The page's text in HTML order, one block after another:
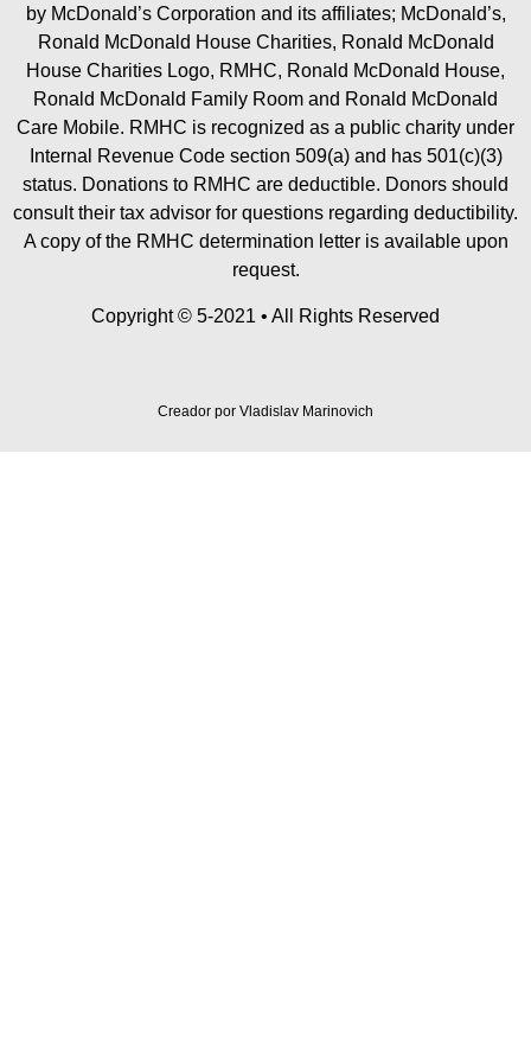
by McDonald’s Corporation and its affiliates; McDonald’s,
Ronald McDonald House Charities, Ronald McDonald
House Charities Logo, RMHC, Ronald McDonald House,
Ronald McDonald Family Room and Ronald McDonald
Care Mobile. RMHC is recognized as a public charity under
Internal Revenue Code section 509(a) and has 501(c)(3)
status. Donations to RMHC are deductible. Donors should
consult their tax advisor for questions regarding deductibility.
A copy of the RMHC determination letter is available upon
request.
Copyright © 5-2021 • All Rights Reserved
Creador por Vladislav Marinovich